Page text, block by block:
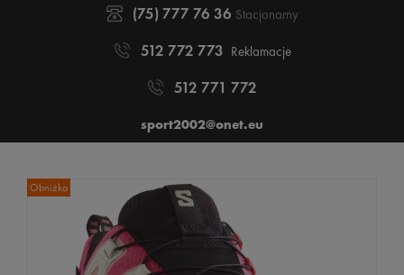
(75) 777 76 36 Stacjonarny
512 772 773 Reklamacje
512 771 772
sport2002@onet.eu
Obniżka